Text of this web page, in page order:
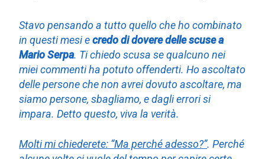
Stavo pensando a tutto quello che ho combinato
in questi mesi ecredo di dovere delle scuse a
Mario Serpa. Ti chiedo scusa se qualcuno nei
miei commenti ha potuto offenderti. Ho ascoltato
delle persone che non avrei dovuto ascoltare, ma
siamo persone, sbagliamo, e dagli errori si
impara. Detto questo, viva la verità.
Molti mi chiederete: “Ma perché adesso?”. Perché